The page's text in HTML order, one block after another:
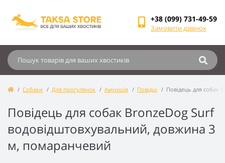
+38 (099) 731-49-59
Замовити дзвінок
Собаки Для прогулянок Амуніція Повідці Повідець для собак
Повідець для собак BronzeDog Surf
водовідштовхувальний, довжина 3
м, помаранчевий